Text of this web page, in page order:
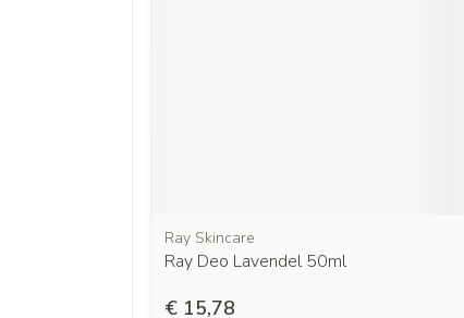
Ray Skincare
Ray Deo Lavendel 50ml
€ 15,78